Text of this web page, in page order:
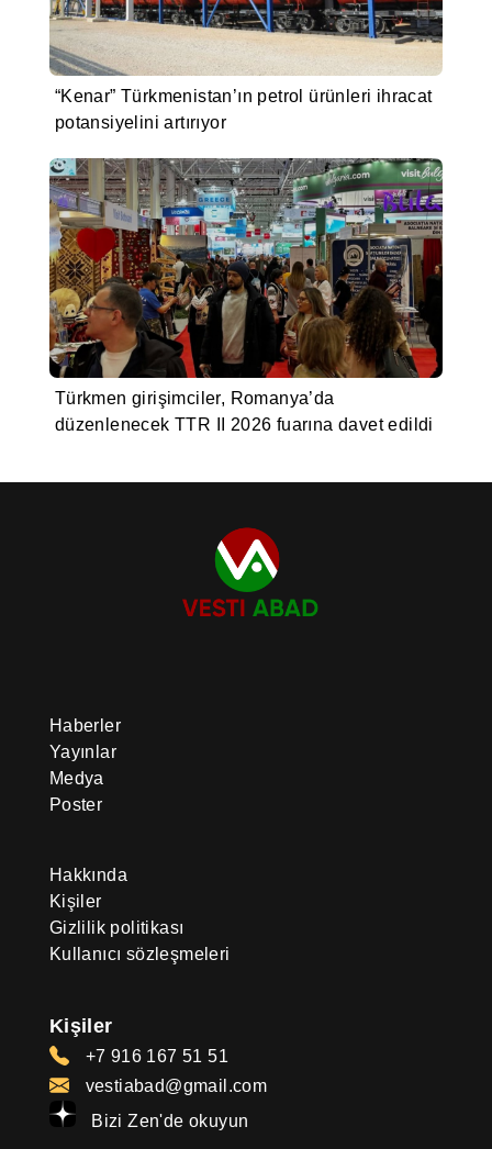
“Kenar” Türkmenistan’ın petrol ürünleri ihracat
potansiyelini artırıyor
Türkmen girişimciler, Romanya’da
düzenlenecek TTR II 2026 fuarına davet edildi
Haberler
Yayınlar
Medya
Poster
Hakkında
Kişiler
Gizlilik politikası
Kullanıcı sözleşmeleri
Kişiler
+7 916 167 51 51
vestiabad@gmail.com
Bizi Zen'de okuyun